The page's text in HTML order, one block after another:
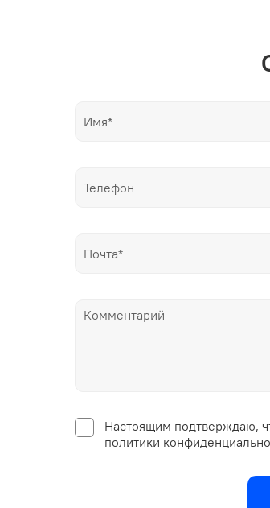
Настоящим подтверждаю,
политики